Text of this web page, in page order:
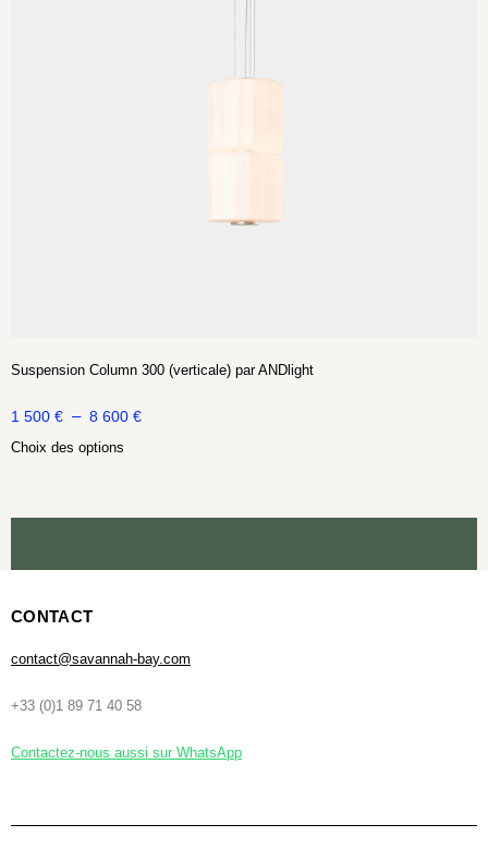
Suspension Column 300 (verticale) par ANDlight
1 500 € – 8 600 €
Choix des options
CONTACT
contact@savannah-bay.com
+33 (0)1 89 71 40 58
Contactez-nous aussi sur WhatsApp